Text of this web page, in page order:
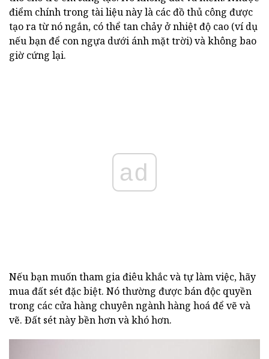
điểm chính trong tài liệu này là các đồ thủ công được
tạo ra từ nó ngắn, có thể tan chảy ở nhiệt độ cao (ví dụ
nếu bạn để con ngựa dưới ánh mặt trời) và không bao
giờ cứng lại.
ad
Nếu bạn muốn tham gia điêu khắc và tự làm việc, hãy
mua đất sét đặc biệt. Nó thường được bán độc quyền
trong các cửa hàng chuyên ngành hàng hoá để vẽ và
vẽ. Đất sét này bền hơn và khó hơn.